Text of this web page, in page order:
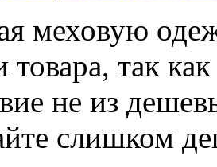
меховую
товара, так
не из
слишком